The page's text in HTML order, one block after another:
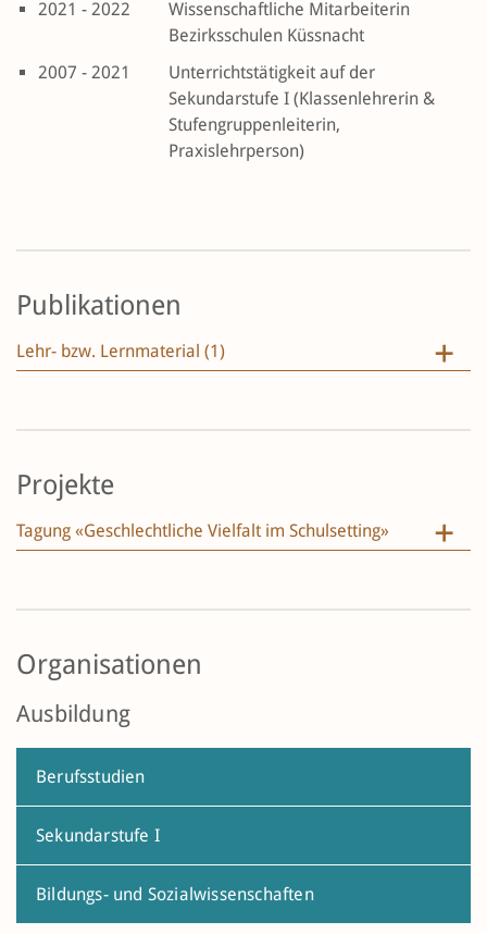
2021 - 2022
Wissenschaftliche Mitarbeiterin
Bezirksschulen Küssnacht
2007 - 2021
Unterrichtstätigkeit auf der
Sekundarstufe I (Klassenlehrerin &
Stufengruppenleiterin,
Praxislehrperson)
Publikationen
Lehr- bzw. Lernmaterial (1)
Projekte
Tagung «Geschlechtliche Vielfalt im Schulsetting»
Organisationen
Ausbildung
Berufsstudien
Sekundarstufe I
Bildungs- und Sozialwissenschaften